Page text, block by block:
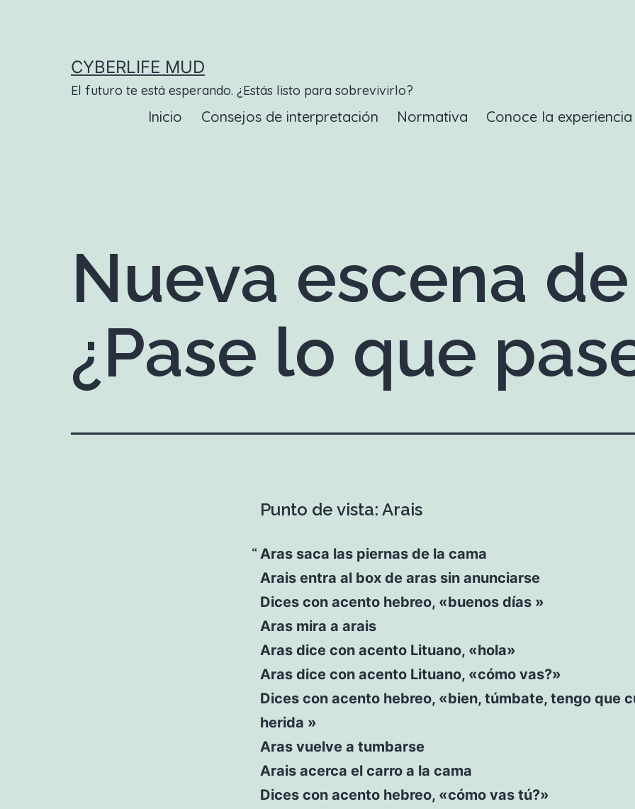
CYBERLIFE MUD
El futuro te está esperando. ¿Estás listo para sobrevivirlo?
Inicio Consejos de interpretación Normativa Conoce la
Nueva escena
¿Pase lo que
Punto de vista: Arais
Aras saca las piernas de la cama
Arais entra al box de aras sin anunciarse
Dices con acento hebreo, «buenos días »
Aras mira a arais
Aras dice con acento Lituano, «hola»
Aras dice con acento Lituano, «cómo vas?»
Dices con acento hebreo, «bien, túmbate, tengo que
herida »
Aras vuelve a tumbarse
Arais acerca el carro a la cama
Dices con acento hebreo, «cómo vas tú?»